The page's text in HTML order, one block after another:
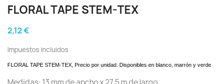
FLORAL TAPE STEM-TEX
2,12 €
Impuestos incluidos
FLORAL TAPE STEM-TEX, Precio por unidad. Disponibles en blanco, marrón y verde